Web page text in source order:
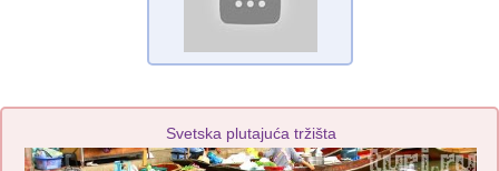
Svetska plutajuća tržišta